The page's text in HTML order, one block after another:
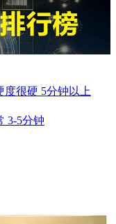
度很硬 5分钟以上
3-5分钟